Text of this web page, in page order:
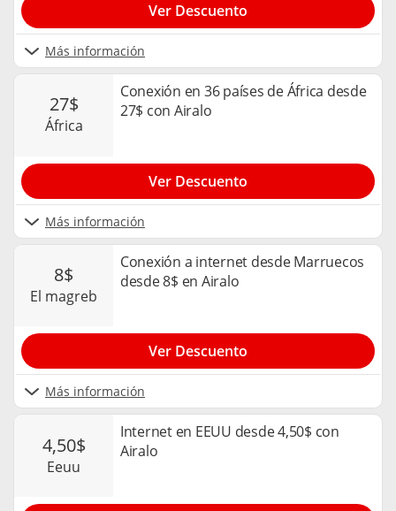
Más información
Ver Descuento
27$
áfrica
Conexión en 36 países de África desde
27$ con Airalo
Más información
Ver Descuento
8$
el magreb
Conexión a internet desde Marruecos
desde 8$ en Airalo
Más información
Ver Descuento
4,50$
eeuu
Internet en EEUU desde 4,50$ con
Airalo